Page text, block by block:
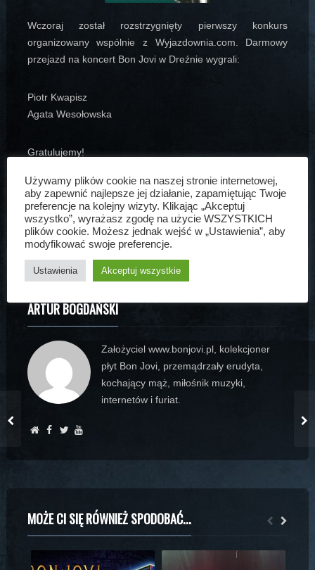
Wczoraj został rozstrzygnięty pierwszy konkurs
organizowany wspólnie z Wyjazdownia.com. Darmowy
przejazd na koncert Bon Jovi w Dreźnie wygrali:
Piotr Kwapisz
Agata Wesołowska
Gratulujemy!
Artur Bogdański 4 cze, 2011 Aktualności
koncert konkurs wyjazdownia
ARTUR BOGDAŃSKI
Założyciel www.bonjovi.pl, kolekcjoner
płyt Bon Jovi, przemądrzały erudyta,
kochający mąż, miłośnik muzyki,
internetów i furiat.
MOŻE CI SIĘ RÓWNIEŻ SPODOBAĆ...
Używamy plików cookie na naszej stronie internetowej,
aby zapewnić najlepsze jej działanie, zapamiętując Twoje
preferencje na kolejny wizyty. Klikając „Akceptuj
wszystko”, wyrażasz zgodę na użycie WSZYSTKICH
plików cookie. Możesz jednak wejść w „Ustawienia”, aby
modyfikować swoje preferencje.
Ustawienia Akceptuj wszystkie